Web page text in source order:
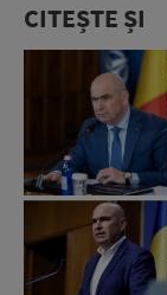
CITEȘTE ȘI